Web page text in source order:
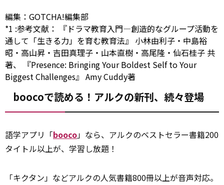
編集：GOTCHA!編集部
*1 :参考文献：
『ドラマ教育入門―創造的なグループ活動を
通して「生きる力」を育む教育法』 小林由利子・中島裕
昭・高山昇・吉田真理子・山本直樹・高尾隆・仙石桂子 共
著、
『Presence: Bringing Your Boldest Self to Your
Biggest Challenges』 Amy Cuddy著
boocoで読める！アルクの新刊、続々登場
語学アプリ「booco」なら、アルクのベストセラー書籍200
タイトル以上が、学習し放題！
「キクタン」などアルクの人気書籍800冊以上が音声対応。